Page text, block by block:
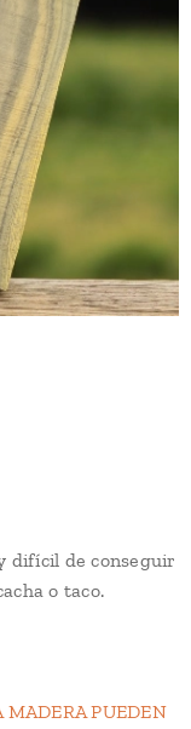
difícil de conseguir
o taco.
MADERA PUEDEN